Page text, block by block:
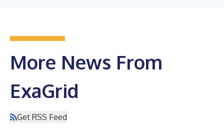
More News From
ExaGrid
Get RSS Feed